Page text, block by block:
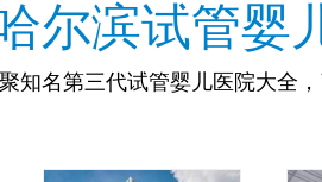
尔滨试管婴
知名第三代试管婴儿医院大全